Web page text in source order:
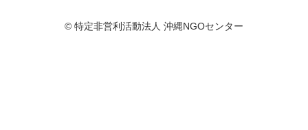
©︎ 特定非営利活動法人 沖縄NGOセンター